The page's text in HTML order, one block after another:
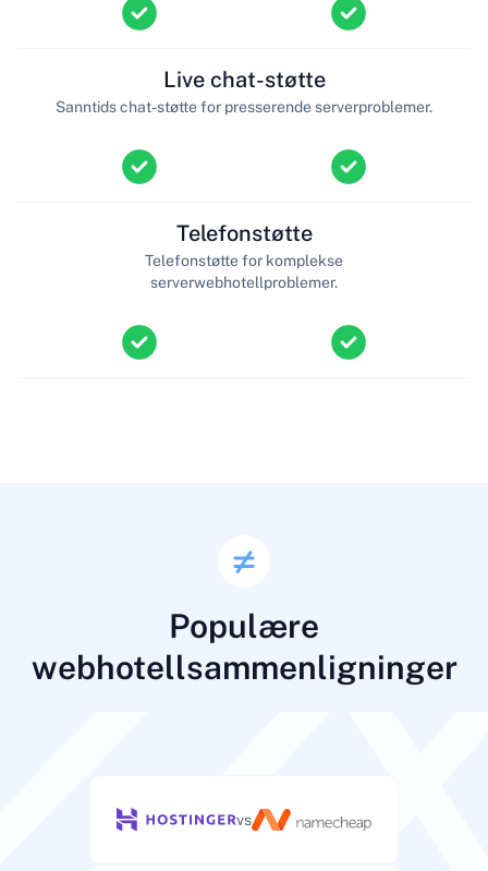
Live chat-støtte
Sanntids chat-støtte for presserende serverproblemer.
Telefonstøtte
Telefonstøtte for komplekse
serverwebhotellproblemer.
Populære
webhotellsammenligninger
vs